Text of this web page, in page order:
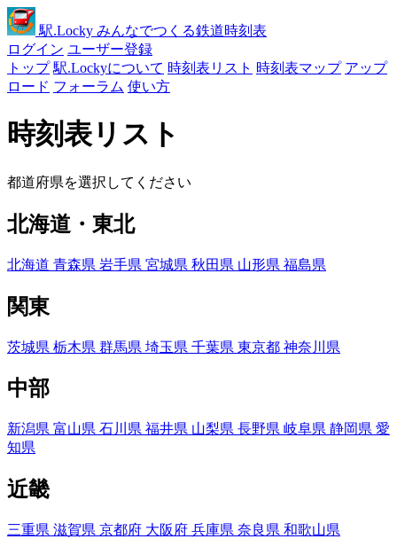
駅.Locky みんなでつくる鉄道時刻表
ログイン ユーザー登録
トップ 駅.Lockyについて 時刻表リスト 時刻表マップ アップ
ロード フォーラム 使い方
時刻表リスト
都道府県を選択してください
北海道・東北
北海道 青森県 岩手県 宮城県 秋田県 山形県 福島県
関東
茨城県 栃木県 群馬県 埼玉県 千葉県 東京都 神奈川県
中部
新潟県 富山県 石川県 福井県 山梨県 長野県 岐阜県 静岡県 愛
知県
近畿
三重県 滋賀県 京都府 大阪府 兵庫県 奈良県 和歌山県